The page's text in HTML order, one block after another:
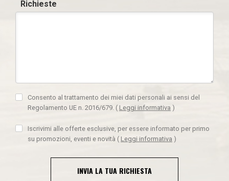
Richieste
Consento al trattamento dei miei dati personali ai sensi del
Regolamento UE n. 2016/679. ( Leggi informativa )
Iscrivimi alle offerte esclusive, per essere informato per primo
su promozioni, eventi e novità ( Leggi informativa )
INVIA LA TUA RICHIESTA